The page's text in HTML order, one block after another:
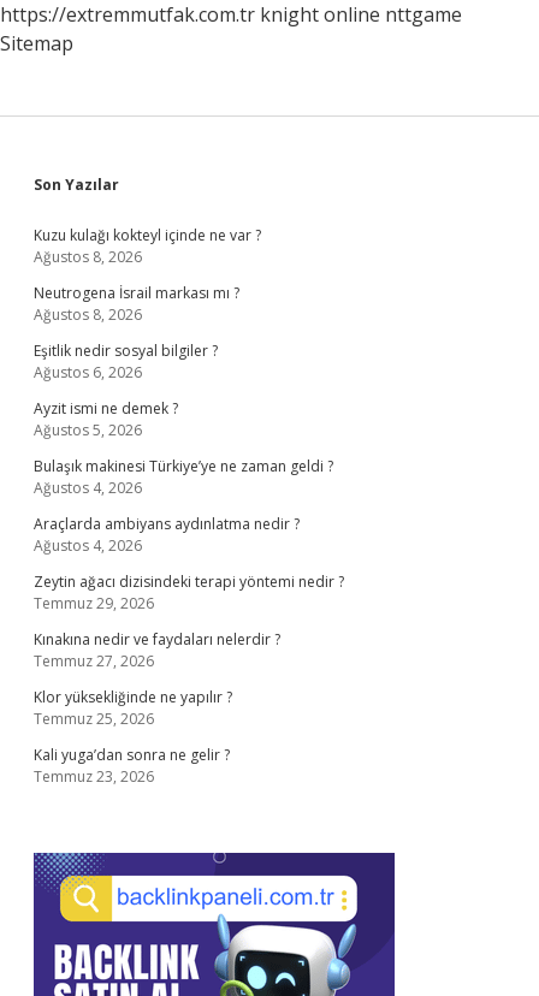
https://extremmutfak.com.tr knight online nttgame
Sitemap
Sidebar
Son Yazılar
Kuzu kulağı kokteyl içinde ne var ?
Ağustos 8, 2026
Neutrogena İsrail markası mı ?
Ağustos 8, 2026
Eşitlik nedir sosyal bilgiler ?
Ağustos 6, 2026
Ayzit ismi ne demek ?
Ağustos 5, 2026
Bulaşık makinesi Türkiye’ye ne zaman geldi ?
Ağustos 4, 2026
Araçlarda ambiyans aydınlatma nedir ?
Ağustos 4, 2026
Zeytin ağacı dizisindeki terapi yöntemi nedir ?
Temmuz 29, 2026
Kınakına nedir ve faydaları nelerdir ?
Temmuz 27, 2026
Klor yüksekliğinde ne yapılır ?
Temmuz 25, 2026
Kali yuga’dan sonra ne gelir ?
Temmuz 23, 2026